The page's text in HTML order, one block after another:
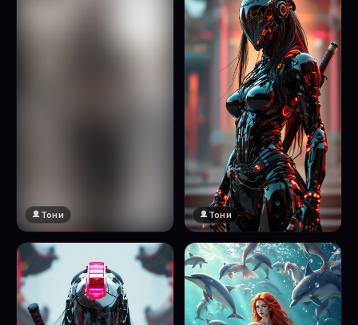
🔞 18+
Натисни за преглед
Тони Тони